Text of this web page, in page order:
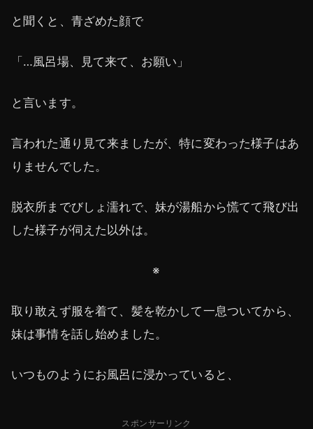
と聞くと、青ざめた顔で
「…風呂場、見て来て、お願い」
と言います。
言われた通り見て来ましたが、特に変わった様子はあ
りませんでした。
脱衣所までびしょ濡れで、妹が湯船から慌てて飛び出
した様子が伺えた以外は。
※
取り敢えず服を着て、髪を乾かして一息ついてから、
妹は事情を話し始めました。
いつものようにお風呂に浸かっていると、
スポンサーリンク